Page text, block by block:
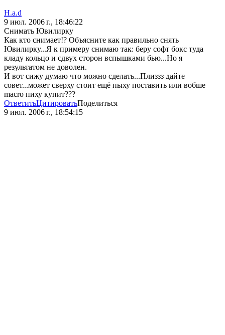
H.a.d
9 июл. 2006 г., 18:46:22
Снимать Ювилирку
Как кто снимает!? Объясните как правильно снять
Ювилирку...Я к примеру снимаю так: беру софт бокс туда
кладу кольцо и сдвух сторон вспышками бью...Но я
результатом не доволен.
И вот сижу думаю что можно сделать...Плиззз дайте
совет...может сверху стоит ещё пыху поставить или вобше
macro пиху купит???
ОтветитьЦитироватьПоделиться
9 июл. 2006 г., 18:54:15